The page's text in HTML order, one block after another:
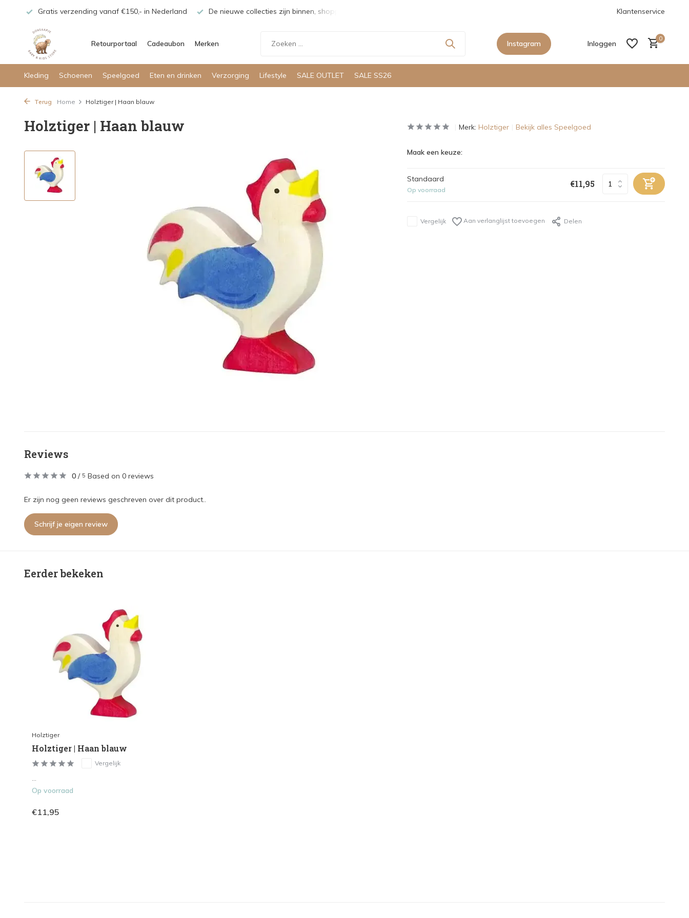
Gratis verzending vanaf €150,- in Nederland De nieuwe collecties zijn binnen, shoppen maar! De nieuwe collecties zijn binnen,
Klantenservice
Retourportaal Cadeaubon Merken Instagram Inloggen
0
Kleding Schoenen Speelgoed Eten en drinken Verzorging Lifestyle SALE OUTLET SALE SS26
Terug Home Holztiger | Haan blauw
Holztiger | Haan blauw Merk: Holztiger Bekijk alles Speelgoed
Maak een keuze:
Standaard
Op voorraad
€11,95
Vergelijk Aan verlanglijst toevoegen Delen
Reviews
0 / 5 Based on 0 reviews
Er zijn nog geen reviews geschreven over dit product..
Schrijf je eigen review
Eerder bekeken
Holztiger
Holztiger | Haan blauw
Vergelijk
Op voorraad
€11,95